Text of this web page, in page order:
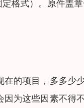
格式）。原件盖章
的项目，多多少
为这些因素不得